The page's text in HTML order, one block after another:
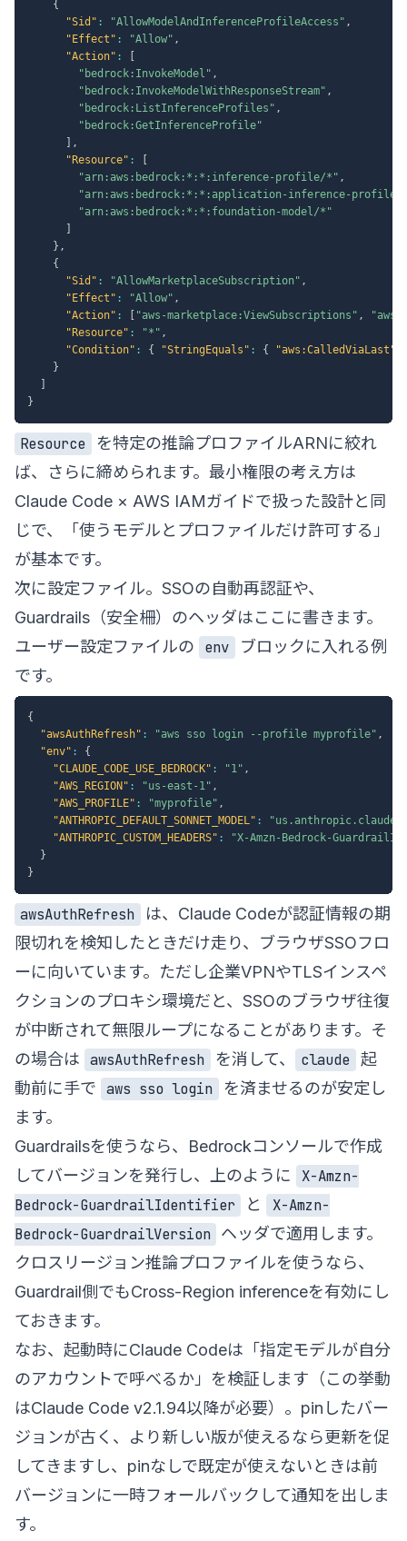
{
"Sid" : "AllowModelAndInferenceProfileAccess" ,
"Effect" : "Allow" ,
"Action" :
"bedrock:InvokeModel" ,
"bedrock:InvokeModelWithResponseStream" ,
"bedrock:ListInferenceProfiles" ,
"bedrock:GetInferenceProfile"
,
"Resource" :
"arn:aws:bedrock:*:*:inference-profile/*" ,
"arn:aws:bedrock:*:*:application-inference-profile/
"arn:aws:bedrock:*:*:foundation-model/*"
} ,
{
"Sid" : "AllowMarketplaceSubscription" ,
"Effect" : "Allow" ,
"Action" : "aws-marketplace:ViewSubscriptions" ,
"Resource" : "*" ,
"Condition" : { "StringEquals" : { "aws:CalledViaLast"
}
}
Resource
を特定の推論プロファイルARNに絞れ
ば、さらに締められます。最小権限の考え方は
Claude Code × AWS IAMガイドで扱った設計と同
じで、「使うモデルとプロファイルだけ許可する」
が基本です。
次に設定ファイル。SSOの自動再認証や、
Guardrails（安全柵）のヘッダはここに書きます。
ユーザー設定ファイルの
env
ブロックに入れる例
です。
{
"awsAuthRefresh" : "aws sso login --profile myprofile" ,
"env" :
{
"CLAUDE_CODE_USE_BEDROCK" : "1" ,
"AWS_REGION" : "us-east-1" ,
"AWS_PROFILE" : "myprofile" ,
"ANTHROPIC_DEFAULT_SONNET_MODEL" :
"us.anthropic.claude-
"ANTHROPIC_CUSTOM_HEADERS" :
"X-Amzn-Bedrock-
}
}
awsAuthRefresh
は、Claude Codeが認証情報の期
限切れを検知したときだけ走り、ブラウザSSOフロ
ーに向いています。ただし企業VPNやTLSインスペ
クションのプロキシ環境だと、SSOのブラウザ往復
が中断されて無限ループになることがあります。そ
の場合は awsAuthRefresh を消して、 claude
起
動前に手で aws sso login
を済ませるのが安定し
ます。
Guardrailsを使うなら、Bedrockコンソールで作成
してバージョンを発行し、上のように
X-Amzn-
Bedrock-GuardrailIdentifier
と
X-Amzn-
Bedrock-GuardrailVersion
ヘッダで適用します。
クロスリージョン推論プロファイルを使うなら、
Guardrail側でもCross-Region inferenceを有効にし
ておきます。
なお、起動時にClaude Codeは「指定モデルが自分
のアカウントで呼べるか」を検証します（この挙動
はClaude Code v2.1.94以降が必要）。pinしたバー
ジョンが古く、より新しい版が使えるなら更新を促
してきますし、pinなしで既定が使えないときは前
バージョンに一時フォールバックして通知を出しま
す。